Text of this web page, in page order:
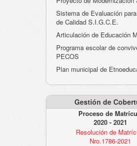
Sistema de Evaluación
de Calidad S.I.G.C.E.
Articulación de Educación
Programa escolar de
PECOS
Plan municipal de
Gestión de
Proceso de
2020 - 2021
Resolución de
Nro.1786-2021